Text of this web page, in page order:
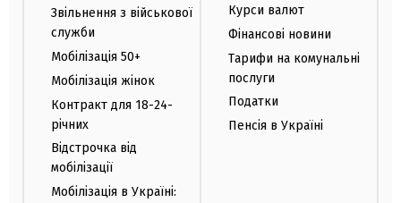
Звільнення з військової
служби
Мобілізація 50+
Мобілізація жінок
Контракт для 18-24-
річних
Відстрочка від
мобілізації
Мобілізація в Україні:
Курси валют
Фінансові новини
Тарифи на комунальні
послуги
Податки
Пенсія в Україні